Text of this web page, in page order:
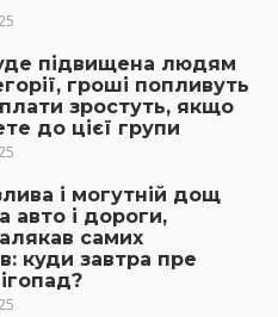
підвищена людям
гроші попливуть
зростуть, якщо
до цієї групи
і могутній дощ
авто і дороги,
самих
куди завтра пре